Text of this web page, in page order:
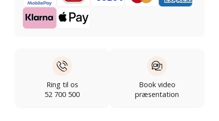
Ring til os
52 700 500
Book video
præsentation